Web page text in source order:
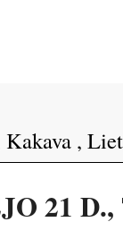
Kakava ,
21